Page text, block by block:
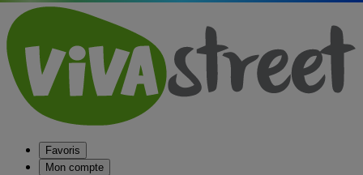
Favoris
Mon compte